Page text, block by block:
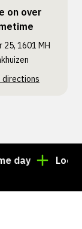
on over
25, 1601 MH
Looking